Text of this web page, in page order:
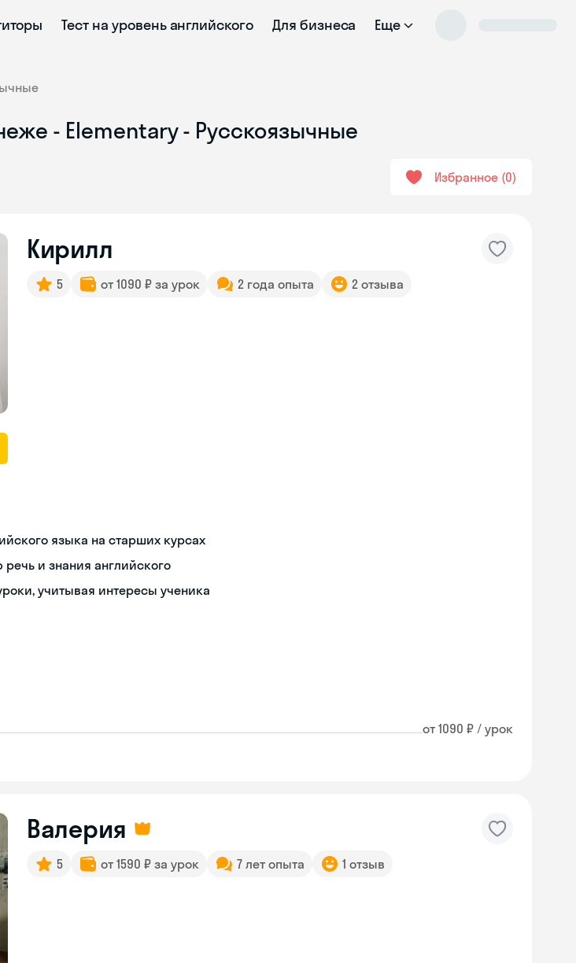
Тест на уровень английского Для бизнеса Еще
- Elementary - Русскоязычные
Избранное 0
Кирилл
5 от 1090 ₽ за урок 2 года опыта 2 отзыва
языка на старших курсах
речь и знания английского
учитывая интересы ученика
от 1090 ₽ / урок
Валерия
5 от 1590 ₽ за урок 7 лет опыта 1 отзыв